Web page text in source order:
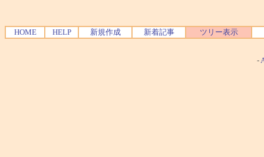
HOME HELP 新規作成 新着記事 ツリー表示
-